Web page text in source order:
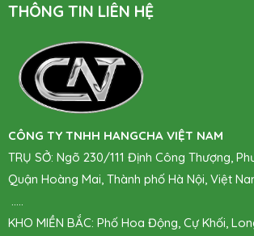
THÔNG TIN LIÊN HỆ
CÔNG TY TNHH HANGCHA VIỆT NAM
TRỤ SỞ: Ngõ 230/111 Định Công Thượng,
Quận Hoàng Mai, Thành phố Hà Nội, Việt
.....
KHO MIỀN BẮC: Phố Hoa Động, Cự Khối,